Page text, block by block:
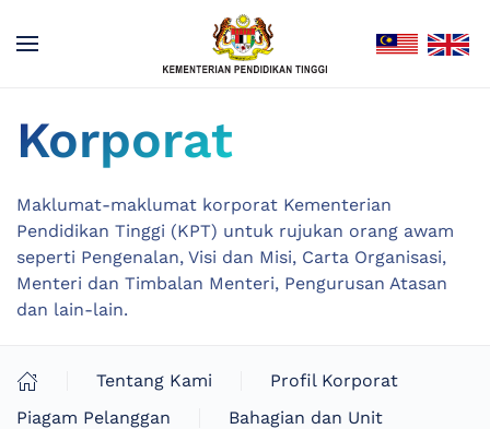
Korporat
Maklumat-maklumat korporat Kementerian
Pendidikan Tinggi (KPT) untuk rujukan orang awam
seperti Pengenalan, Visi dan Misi, Carta Organisasi,
Menteri dan Timbalan Menteri, Pengurusan Atasan
dan lain-lain.
Tentang Kami
Profil Korporat
Piagam Pelanggan
Bahagian dan Unit